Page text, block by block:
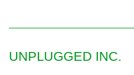
UNPLUGGED INC.